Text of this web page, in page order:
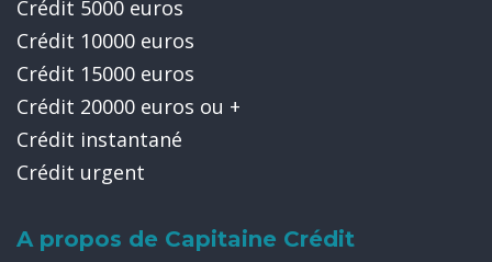
Crédit 5000 euros
Crédit 10000 euros
Crédit 15000 euros
Crédit 20000 euros ou +
Crédit instantané
Crédit urgent
A propos de Capitaine Crédit